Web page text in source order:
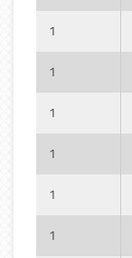
1
1
1
1
1
1